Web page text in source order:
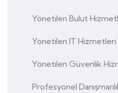
Yönetilen Bulut
Yönetilen IT Hizmetleri
Yönetilen Güvenlik
Profesyonel